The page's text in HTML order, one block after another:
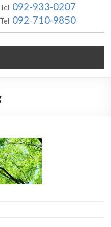
092-933-0207
092-710-9850